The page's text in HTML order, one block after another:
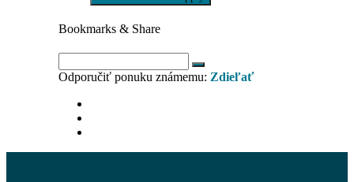
Bookmarks & Share
Odporučiť ponuku známemu: Zdieľať